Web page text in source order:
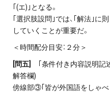
｢(エ)｣となる。
｢選択肢設問｣では、｢解法｣に
していくことが重要だ。
＜時間配分目安：２分＞
[問五]
｢条件付き内容説明記
解答欄)
傍線部③｢皆が外国語をしゃべ